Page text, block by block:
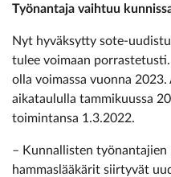
Työnantaja vaihtuu
Nyt hyväksytty sote-
tulee voimaan
olla voimassa vuonna
aikataululla tammikuussa
toimintansa 1.3.2022.
– Kunnallisten työnantajien
hammaslääkärit siirtyvät